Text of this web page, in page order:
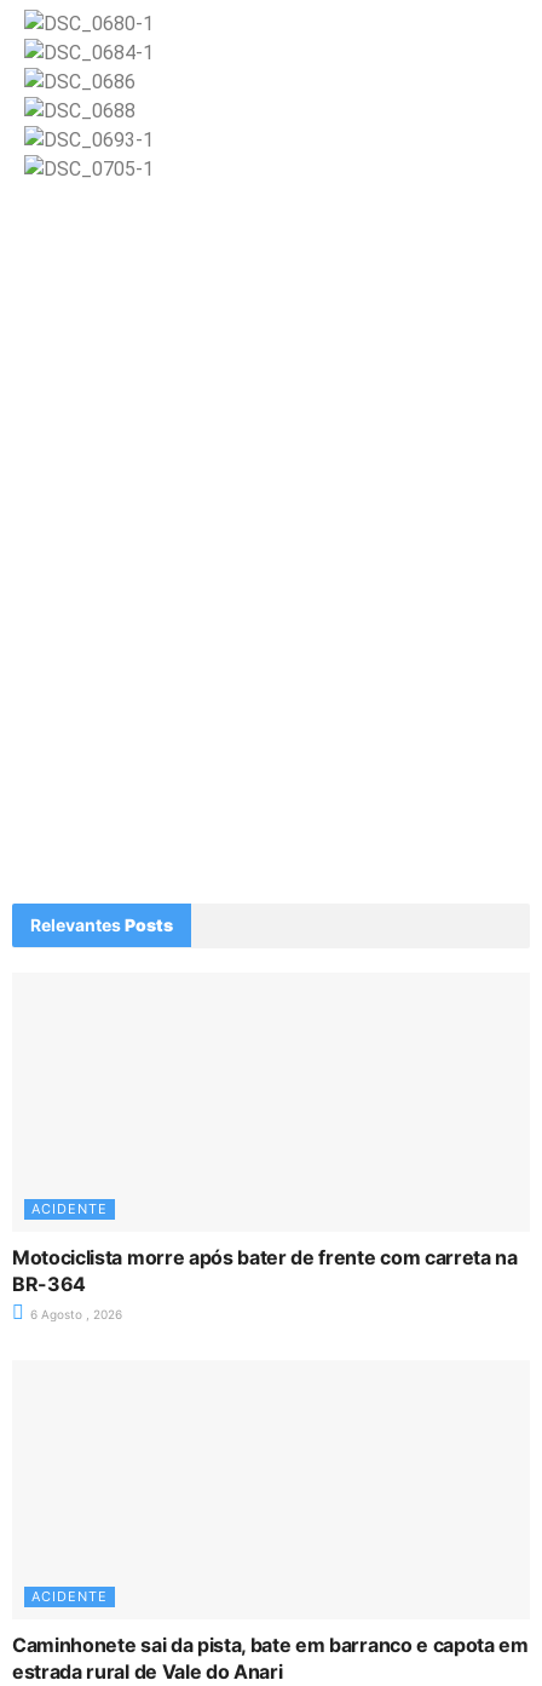
RelevantesPosts
ACIDENTE
Motociclista morre após bater de frente com carreta na
BR-364
6 Agosto , 2026
ACIDENTE
Caminhonete sai da pista, bate em barranco e capota em
estrada rural de Vale do Anari